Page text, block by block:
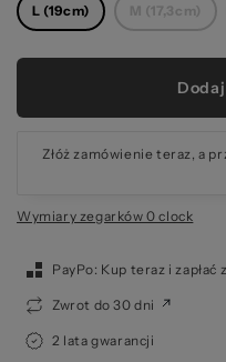
L (19cm) M (17,3cm)
Złóż zamówienie teraz, a
Wymiary zegarków 0 clock
PayPo: Kup teraz i zapłać
Zwrot do 30 dni
2 lata gwarancji